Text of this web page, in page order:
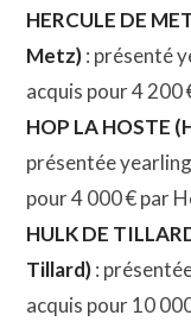
HERCULE DE
Metz): présenté
acquis pour 4
HOP LA HOSTE
présentée
pour 4 000 € par
HULK DE
Tillard):
acquis pour 10